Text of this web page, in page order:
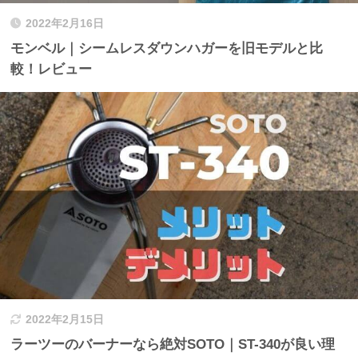
2022年2月16日
モンベル｜シームレスダウンハガーを旧モデルと比
較！レビュー
2022年2月15日
ラーツーのバーナーなら絶対SOTO｜ST-340が良い理